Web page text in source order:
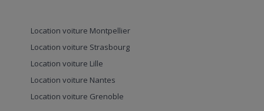
Location voiture Montpellier
Location voiture Strasbourg
Location voiture Lille
Location voiture Nantes
Location voiture Grenoble